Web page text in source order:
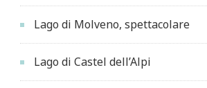
Lago di Molveno, spettacolare
Lago di Castel dell’Alpi